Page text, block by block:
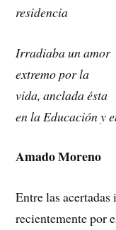
residencia
Irradiaba un amor
extremo por la
vida, anclada ésta
en la Educación y
Amado Moreno
Entre las
recientemente por